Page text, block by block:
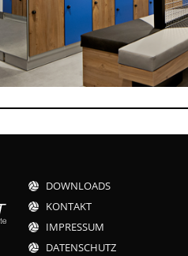
DOWNLOADS
KONTAKT
IMPRESSUM
DATENSCHUTZ